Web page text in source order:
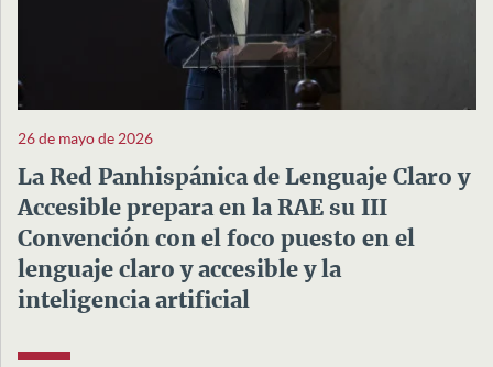
26 de mayo de 2026
La Red Panhispánica de Lenguaje Claro y
Accesible prepara en la RAE su III
Convención con el foco puesto en el
lenguaje claro y accesible y la
inteligencia artificial